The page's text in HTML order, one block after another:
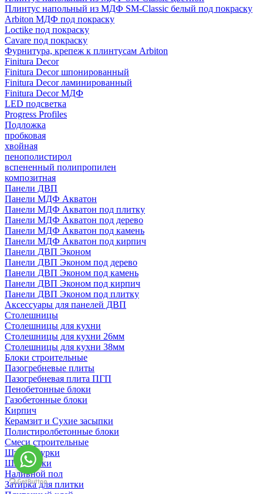
Плинтус напольный из МДФ SM-Classic белый под покраску
Arbiton МДФ под покраску
Loctike под покраску
Cavare под покраску
Фурнитура, крепеж к плинтусам Arbiton
Finitura Decor
Finitura Decor шпонированный
Finitura Decor ламинированный
Finitura Decor МДФ
LED подсветка
Progress Profiles
Подложка
пробковая
хвойная
пенополистирол
вспененный полипропилен
композитная
Панели ДВП
Панели МДФ Акватон
Панели МДФ Акватон под плитку
Панели МДФ Акватон под дерево
Панели МДФ Акватон под камень
Панели МДФ Акватон под кирпич
Панели ДВП Эконом
Панели ДВП Эконом под дерево
Панели ДВП Эконом под камень
Панели ДВП Эконом под кирпич
Панели ДВП Эконом под плитку
Аксессуары для панелей ДВП
Столешницы
Столешницы для кухни
Столешницы для кухни 26мм
Столешницы для кухни 38мм
Блоки строительные
Пазогребневые плиты
Пазогребневая плита ПГП
Пенобетонные блоки
Газобетонные блоки
Кирпич
Керамзит и Сухие засыпки
Полистиролбетонные блоки
Смеси строительные
Штукартурки
Шпаклевки
Наливной пол
Затирка для плитки